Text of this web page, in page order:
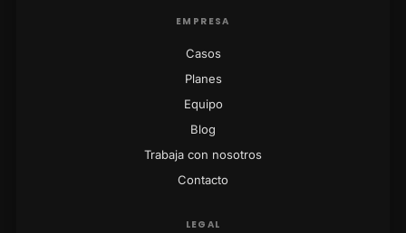
EMPRESA
Casos
Planes
Equipo
Blog
Trabaja con nosotros
Contacto
LEGAL